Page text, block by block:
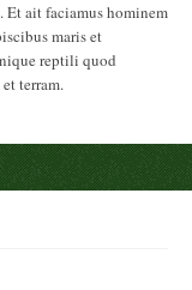
ait faciamus hominem
maris et
reptili quod
terram.